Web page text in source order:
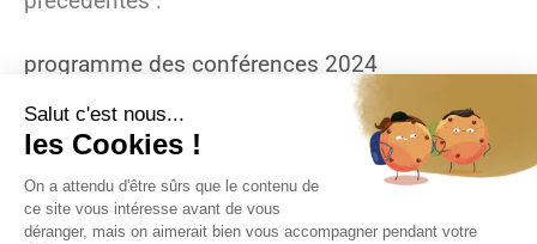
programme des conférences 2024
programme des conférences 2022
programme des conférences 2020.